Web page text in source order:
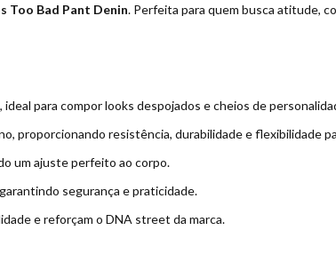
Too Bad Pant Denin. Perfeita para quem busca atitude,
para compor looks despojados e cheios de
proporcionando resistência, durabilidade e flexibilidade
um ajuste perfeito ao corpo.
segurança e praticidade.
e reforçam o DNA street da marca.